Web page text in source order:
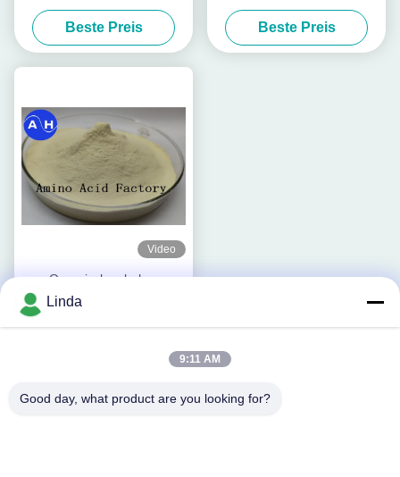
Hydrolysat-Düngemittel
Beste Preis
Düngemittel mit 80%
Aminosäure
Beste Preis
Video
Organisches hohes
Stickstoff-Enzym-Fischmehl-
Düngemittel wasserlöslich
Linda
9:11 AM
Good day, what product are you looking for?